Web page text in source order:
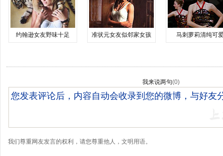
约翰逊女友野味十足 准状元女友似邻家女孩 马刺萝莉清纯可
我来说两句(0)
我们尊重网友发言的权利，请您尊重他人，文明用语。